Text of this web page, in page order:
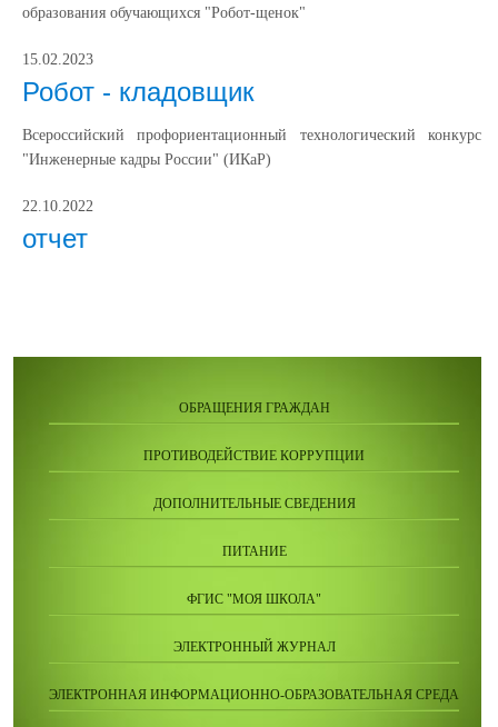
образования обучающихся "Робот-щенок"
15.02.2023
Робот - кладовщик
Всероссийский профориентационный технологический конкурс
"Инженерные кадры России" (ИКаР)
22.10.2022
отчет
ОБРАЩЕНИЯ ГРАЖДАН
ПРОТИВОДЕЙСТВИЕ КОРРУПЦИИ
ДОПОЛНИТЕЛЬНЫЕ СВЕДЕНИЯ
ПИТАНИЕ
ФГИС "МОЯ ШКОЛА"
ЭЛЕКТРОННЫЙ ЖУРНАЛ
ЭЛЕКТРОННАЯ ИНФОРМАЦИОННО-ОБРАЗОВАТЕЛЬНАЯ СРЕДА